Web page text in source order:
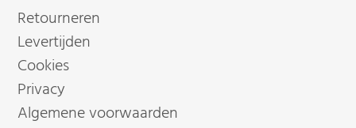
Retourneren
Levertijden
Cookies
Privacy
Algemene voorwaarden